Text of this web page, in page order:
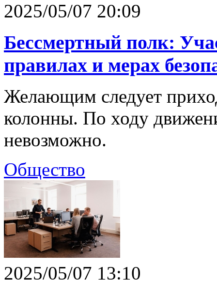
2025/05/07 20:09
Бессмертный полк:
правилах и мерах
Желающим следует
колонны. По ходу
невозможно.
Общество
2025/05/07 13:10